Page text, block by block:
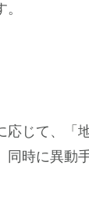
じて、「
同時に異動